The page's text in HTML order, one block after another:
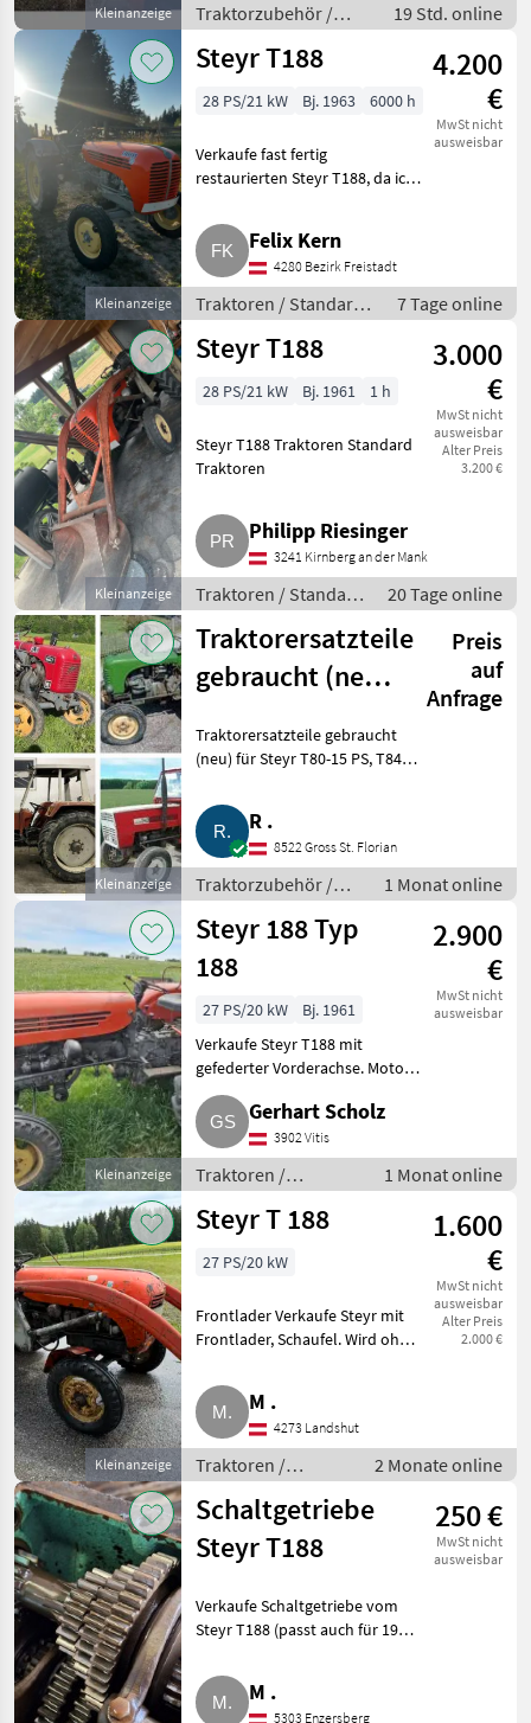
Kleinanzeige
Traktorzubehör /
Frontlader
19 Std. online
Kleinanzeige
Steyr T188
4.200
€
MwSt nicht
ausweisbar
28 PS/21 kW Bj. 1963 6000 h
Verkaufe fast fertig
restaurierten Steyr T188, da ich
Motivation finde. Folgendes
würde erneuert: Batterie,
Starter (fast neu), alle Öle,
Felix Kern
4280 Bezirk Freistadt
Traktoren / Standard
Traktoren
7 Tage online
Kleinanzeige
Steyr T188
3.000
€
MwSt nicht
ausweisbar
Alter Preis
3.200 €
28 PS/21 kW Bj. 1961 1 h
Steyr T188 Traktoren Standard
Traktoren
Philipp Riesinger
3241 Kirnberg an der Mank
Traktoren / Standard
Traktoren
20 Tage online
Kleinanzeige
Traktorersatzteile
gebraucht (neu)
PS usw.
Preis
auf
Anfrage
Traktorersatzteile gebraucht
(neu) für Steyr T80-15 PS, T84-
Steyr 40-768, Serie 80,
Motorteile, Getriebeteile,
Kupplungen, hydr. Te
R .
8522 Gross St. Florian
Traktorzubehör /
Sonstiges
Traktorzubehör
1 Monat online
Kleinanzeige
Steyr 188 Typ
188
2.900
€
MwSt nicht
ausweisbar
27 PS/20 kW
Bj. 1961
Verkaufe Steyr T188 mit
gefederter Vorderachse. Motor
wurde überholt. Motoröl, Filter
gewechselt. Hydrauliköl
gewechselt. Bremst sehr gut.
Mit Typenschein. Ohne Anba
Gerhart Scholz
3902 Vitis
Traktoren /
Standard Traktoren
1 Monat online
Kleinanzeige
Steyr T 188
1.600
€
MwSt nicht
ausweisbar
Alter Preis
2.000 €
27 PS/20 kW
Frontlader Verkaufe Steyr mit
Frontlader, Schaufel. Wird ohne
verkauft. Traktoren Standard
TraktorenM .
4273 Landshut
Traktoren /
Standard
Traktoren
2 Monate online
Schaltgetriebe
Steyr T188
250 €
MwSt nicht
ausweisbar
Verkaufe Schaltgetriebe vom
Steyr T188 (passt auch für 190er
Traktoren Standard Traktoren
M .
5303 Enzersberg